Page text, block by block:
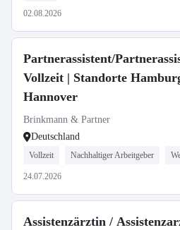
02.08.2026
Partnerassistent/
Vollzeit | Standorte
Hannover
Brinkmann & Partner
Deutschland
Vollzeit Nachhaltiger Arbeitgeber
24.07.2026
Assistenzärztin /